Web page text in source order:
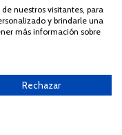
del sitio web
Asociación España
nuestros visitantes, para
y brindarle una
más información sobre
Rechazar